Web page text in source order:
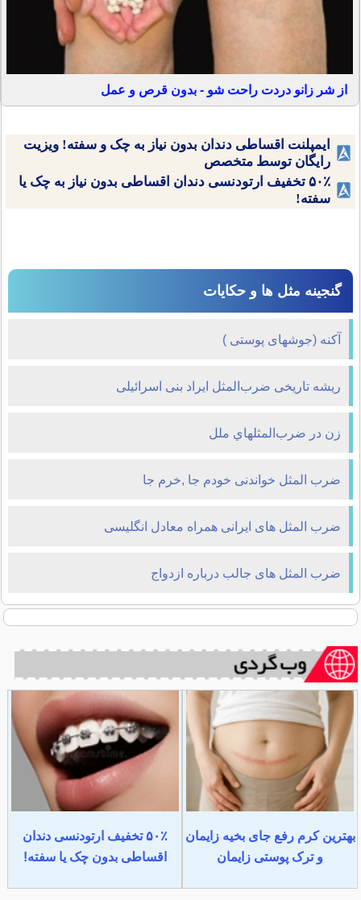
از شر زانو دردت راحت شو - بدون قرص و عمل
ایمپلنت اقساطی دندان بدون نیاز به چک و سفته! ویزیت
رایگان توسط متخصص
۵۰٪ تخفیف ارتودنسی دندان اقساطی بدون نیاز به چک یا
سفته!
گنجینه مثل ها و حکایات
آکنه (جوشهای پوستی )
ریشه تاریخی ضرب‌المثل ایراد بنی اسرائیلی
زن در ضرب‌المثلهاي ملل
ضرب المثل خواندنی خودم جا ,خرم جا
ضرب المثل های ایرانی همراه معادل انگلیسی
ضرب المثل های جالب درباره ازدواج
بهترین کرم رفع جای بخیه زایمان
و ترک پوستی زایمان
۵۰٪ تخفیف ارتودنسی دندان
اقساطی بدون چک یا سفته!